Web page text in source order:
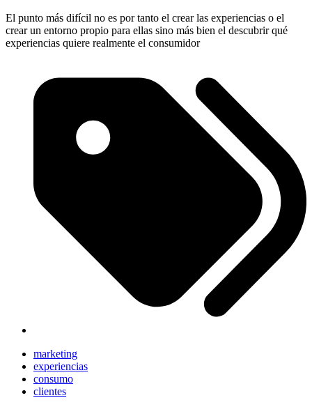
El punto más difícil no es por tanto el crear las experiencias o el
crear un entorno propio para ellas sino más bien el descubrir qué
experiencias quiere realmente el consumidor
marketing
experiencias
consumo
clientes